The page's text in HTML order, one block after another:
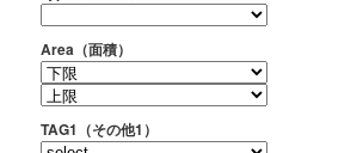
Area（面積）
TAG1（その他1）